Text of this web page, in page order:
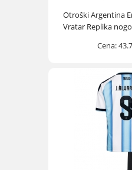
Otroški Argentina
Vratar Replika
Cena: